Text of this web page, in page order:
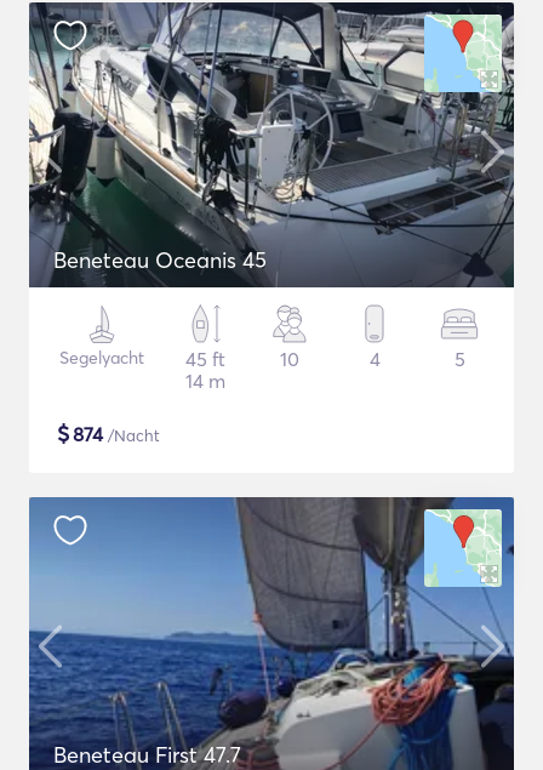
Beneteau Oceanis 45
Segelyacht
45 ft
14 m
10 4 5
$874/Nacht
Beneteau First 47.7